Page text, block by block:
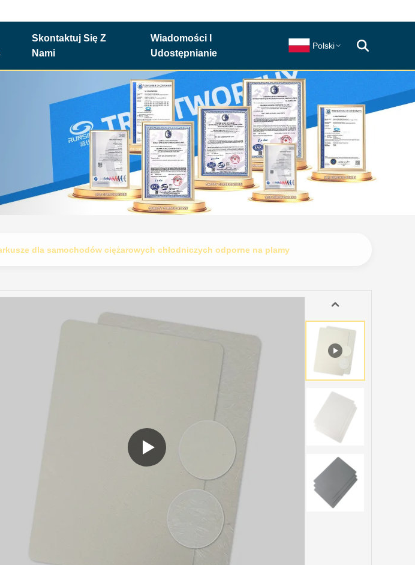
Skontaktuj Się Z
Nami
Wiadomości I
Udostępnianie
Polski
dla samochodów ciężarowych chłodniczych odporne na plamy